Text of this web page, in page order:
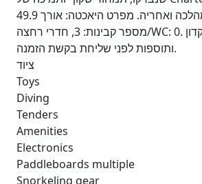
ההפלגה, במהלכה ואחריה. מפרט היאכטה: אורך 49.9 ft,
מספר קבינות: 3, חדרי רחצה/WC: 0. בדקו זמינות, פיקדון
ותוספות לפני שליחת בקשת הזמנה.
ציוד
Toys
Diving
Tenders
Amenities
Electronics
Paddleboards multiple
Snorkeling gear